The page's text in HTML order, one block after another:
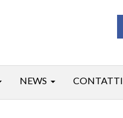
NEWS CONTATTI